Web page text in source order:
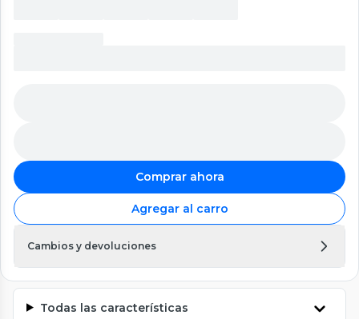
Comprar ahora
Agregar al carro
Cambios y devoluciones
Todas las características